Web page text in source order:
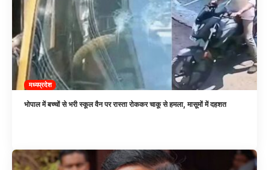
मध्यप्रदेश
भोपाल में बच्चों से भरी स्कूल वैन पर रास्ता रोककर चाकू से हमला, मासूमों में दहशत